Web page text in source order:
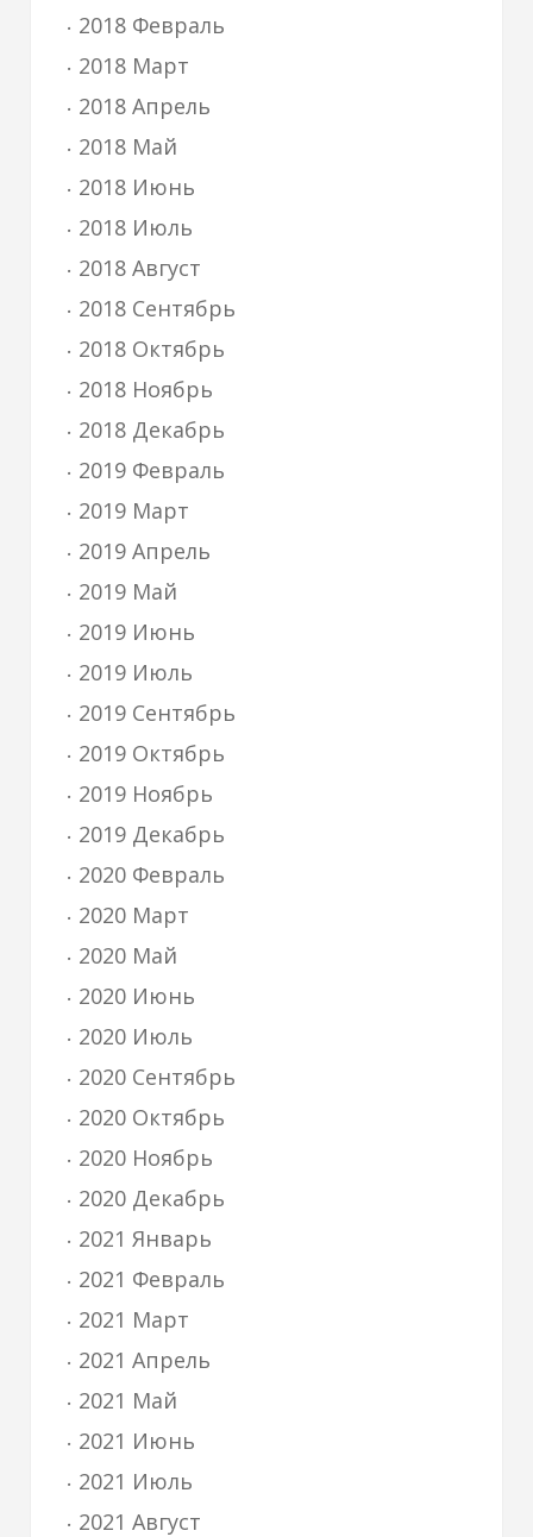
2018 Февраль
2018 Март
2018 Апрель
2018 Май
2018 Июнь
2018 Июль
2018 Август
2018 Сентябрь
2018 Октябрь
2018 Ноябрь
2018 Декабрь
2019 Февраль
2019 Март
2019 Апрель
2019 Май
2019 Июнь
2019 Июль
2019 Сентябрь
2019 Октябрь
2019 Ноябрь
2019 Декабрь
2020 Февраль
2020 Март
2020 Май
2020 Июнь
2020 Июль
2020 Сентябрь
2020 Октябрь
2020 Ноябрь
2020 Декабрь
2021 Январь
2021 Февраль
2021 Март
2021 Апрель
2021 Май
2021 Июнь
2021 Июль
2021 Август